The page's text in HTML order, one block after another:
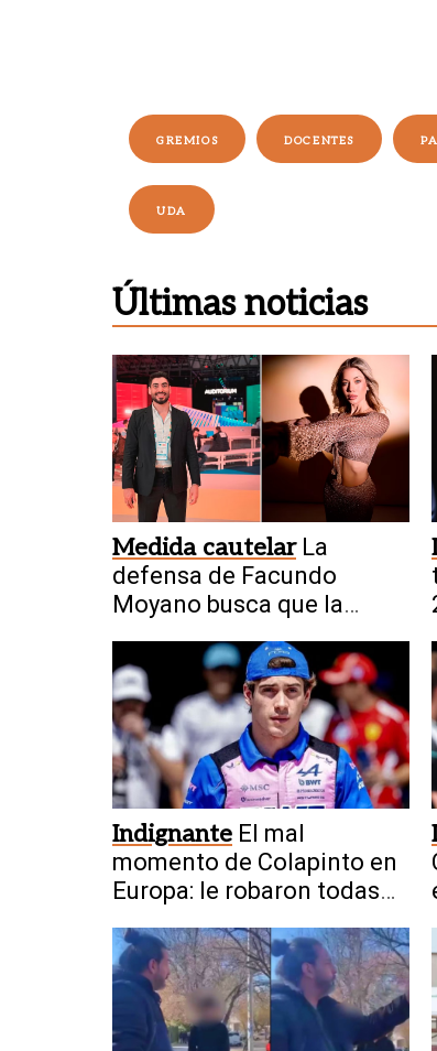
GREMIOS DOCENTES
UDA
Últimas noticias
Medida cautelar La
defensa de Facundo
Moyano busca que la
restricción
Indignante El mal
momento de Colapinto en
Europa: le robaron todas